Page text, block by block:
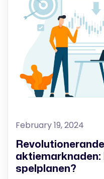
February 19, 2024
aktiemarknaden:
spelplanen?